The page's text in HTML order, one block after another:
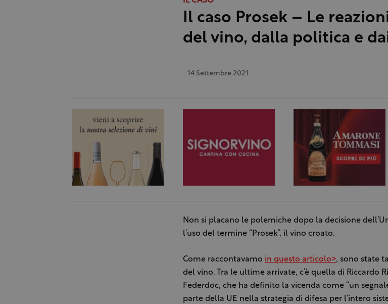
Il caso Prosek – Le
del vino, dalla politica e
14 Settembre 2021
Non si placano le polemiche dopo la decisione
l’uso del termine “Prosek”, il vino croato.
Come raccontavamo in questo articolo>, sono state
del vino. Tra le ultime arrivate, c’è quella di Riccardo
Federdoc, che ha definito la vicenda come “un
parte della UE nella strategia di difesa per l’intero